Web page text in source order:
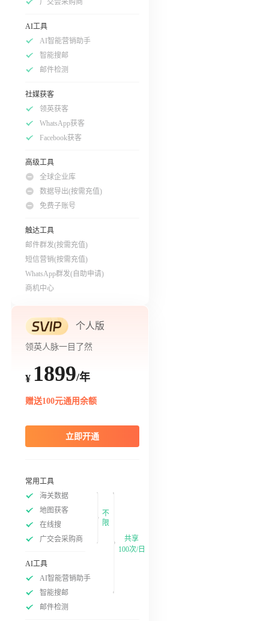
广交会采购商
AI工具
AI智能营销助手
智能搜邮
邮件检测
社媒获客
领英获客
WhatsApp获客
Facebook获客
高级工具
全球企业库
数据导出(按需充值)
免费子账号
触达工具
邮件群发(按需充值)
短信营销(按需充值)
WhatsApp群发(自助申请)
商机中心
个人版
领英人脉一目了然
¥ 1899/年
赠送100元通用余额
立即开通
常用工具
海关数据
地图获客
在线搜
广交会采购商
不
限
AI工具
AI智能营销助手
智能搜邮
邮件检测
共享
100次/日